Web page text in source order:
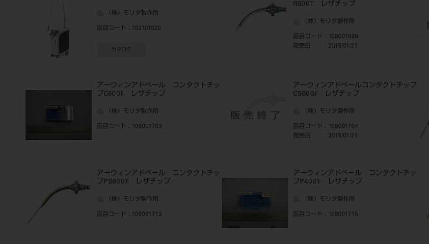
（株）モリタ製作所
品目コード ：102101020
カタログ
R600T レザチップ
（株）モリタ製作所
品目コード ：108001699
発売日
：2015/01/21
アーウィンアドベール コンタクトチッ
プC600F レザチップ
（株）モリタ製作所
品目コード ：108001703
アーウィンアドベールコンタクトチップ
CS600F レザチップ
（株）モリタ製作所
品目コード ：108001704
発売日
：2015/01/21
アーウィンアドベール コンタクトチッ
プPS600T レザチップ
（株）モリタ製作所
品目コード ：108001713
アーウィンアドベール コンタクトチッ
プP400T レザチップ
（株）モリタ製作所
品目コード ：108001715